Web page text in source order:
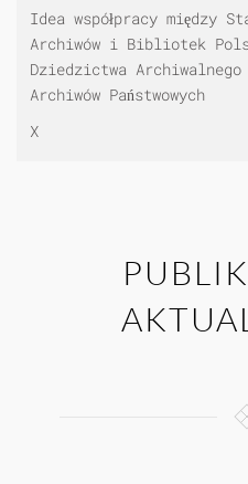
Idea współpracy między
Archiwów i Bibliotek
Dziedzictwa
Archiwów Państwowych
X